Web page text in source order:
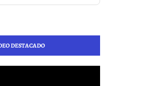
DESTACADO